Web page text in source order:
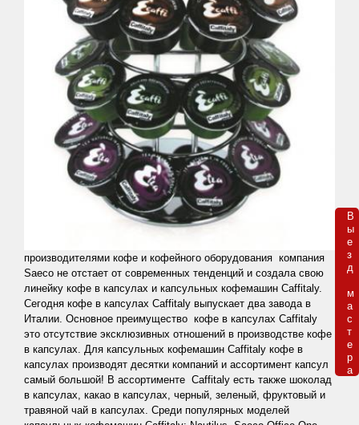
производителями кофе и кофейного оборудования компания
Saeco не отстает от современных тенденций и создала свою
линейку кофе в капсулах и капсульных кофемашин Caffitaly.
Сегодня кофе в капсулах Caffitaly выпускает два завода в
Италии. Основное преимущество кофе в капсулах Caffitaly
это отсутствие эксклюзивных отношений в производстве кофе
в капсулах. Для капсульных кофемашин Caffitaly кофе в
капсулах производят десятки компаний и ассортимент капсул
самый большой! В ассортименте Caffitaly есть также шоколад
в капсулах, какао в капсулах, черный, зеленый, фруктовый и
травяной чай в капсулах. Среди популярных моделей
В
ы
е
з
д
м
а
с
т
е
р
а